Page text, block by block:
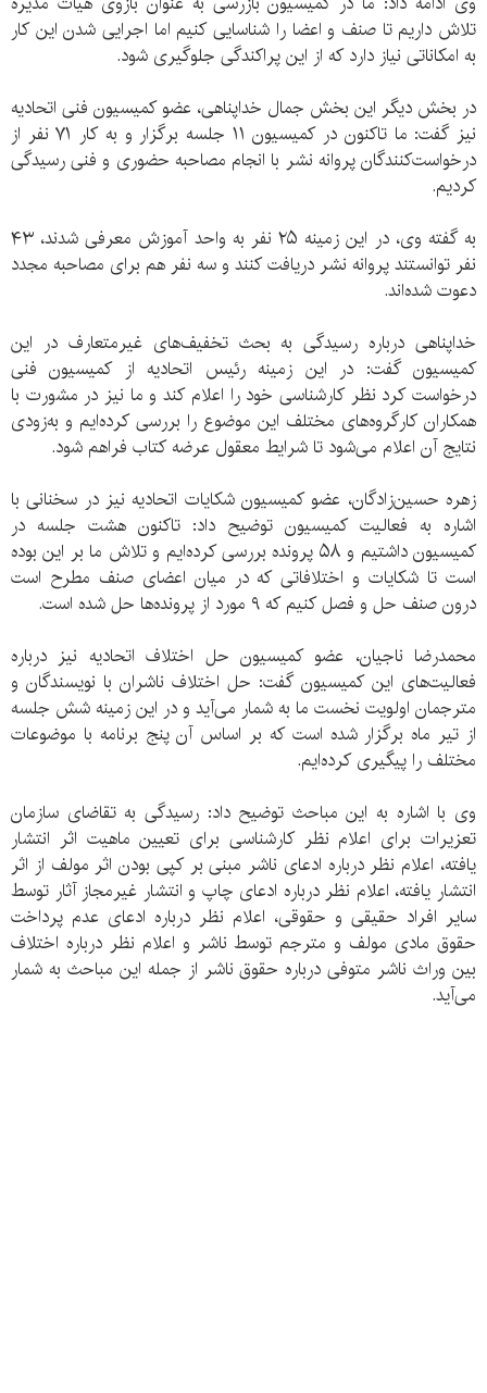
تلاش داریم تا صنف و اعضا را شناسایی کنیم اما اجرایی شدن این کار
به امکاناتی نیاز دارد که از این پراکندگی جلوگیری شود.
در بخش دیگر این بخش جمال خداپناهی، عضو کمیسیون فنی اتحادیه
نیز گفت: ما تاکنون در کمیسیون ۱۱ جلسه برگزار و به کار ۷۱ نفر از
درخواست‌کنندگان پروانه نشر با انجام مصاحبه حضوری و فنی رسیدگی
کردیم.
به گفته وی، در این زمینه ۲۵ نفر به واحد آموزش معرفی شدند، ۴۳
نفر توانستند پروانه نشر دریافت کنند و سه نفر هم برای مصاحبه مجدد
دعوت شده‌اند.
خداپناهی درباره رسیدگی به بحث تخفیف‌های غیرمتعارف در این
کمیسیون گفت: در این زمینه رئیس اتحادیه از کمیسیون فنی
درخواست کرد نظر کارشناسی خود را اعلام کند و ما نیز در مشورت با
همکاران کارگروه‌های مختلف این موضوع را بررسی کرده‌ایم و به‌زودی
نتایج آن اعلام می‌شود تا شرایط معقول عرضه کتاب فراهم شود.
زهره حسین‌زادگان، عضو کمیسیون شکایات اتحادیه نیز در سخنانی با
اشاره به فعالیت کمیسیون توضیح داد: تاکنون هشت جلسه در
کمیسیون داشتیم و ۵۸ پرونده بررسی کرده‌ایم و تلاش ما بر این بوده
است تا شکایات و اختلافاتی که در میان اعضای صنف مطرح است
درون صنف حل و فصل کنیم که ۹ مورد از پرونده‌ها حل شده است.
محمدرضا ناجیان، عضو کمیسیون حل اختلاف اتحادیه نیز درباره
فعالیت‌های این کمیسیون گفت: حل اختلاف ناشران با نویسندگان و
مترجمان اولویت نخست ما به شمار می‌آید و در این زمینه شش جلسه
از تیر ماه برگزار شده است که بر اساس آن پنج برنامه با موضوعات
مختلف را پیگیری کرده‌ایم.
وی با اشاره به این مباحث توضیح داد: رسیدگی به تقاضای سازمان
تعزیرات برای اعلام نظر کارشناسی برای تعیین ماهیت اثر انتشار
یافته، اعلام نظر درباره ادعای ناشر مبنی بر کپی بودن اثر مولف از اثر
انتشار یافته، اعلام نظر درباره ادعای چاپ و انتشار غیرمجاز آثار توسط
سایر افراد حقیقی و حقوقی، اعلام نظر درباره ادعای عدم پرداخت
حقوق مادی مولف و مترجم توسط ناشر و اعلام نظر درباره اختلاف
بین وراث ناشر متوفی درباره حقوق ناشر از جمله این مباحث به شمار
می‌آید.